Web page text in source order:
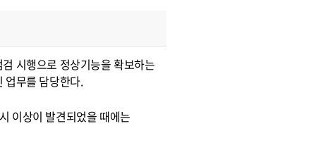
시행으로 정상기능을 확보하는
업무를 담당한다.
이상이 발견되었을 때에는